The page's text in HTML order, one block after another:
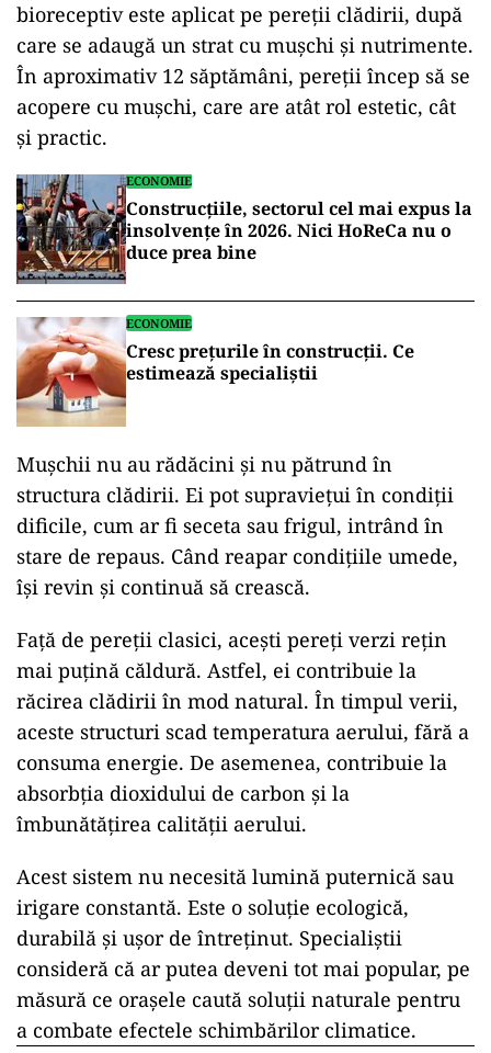
bioreceptiv este aplicat pe pereții clădirii, după
care se adaugă un strat cu mușchi și nutrimente.
În aproximativ 12 săptămâni, pereții încep să se
acopere cu mușchi, care are atât rol estetic, cât
și practic.
ECONOMIE
Construcțiile, sectorul cel mai expus la
insolvențe în 2026. Nici HoReCa nu o
duce prea bine
ECONOMIE
Cresc preţurile în construcții. Ce
estimează specialiștii
Mușchii nu au rădăcini și nu pătrund în
structura clădirii. Ei pot supraviețui în condiții
dificile, cum ar fi seceta sau frigul, intrând în
stare de repaus. Când reapar condițiile umede,
își revin și continuă să crească.
Față de pereții clasici, acești pereți verzi rețin
mai puțină căldură. Astfel, ei contribuie la
răcirea clădirii în mod natural. În timpul verii,
aceste structuri scad temperatura aerului, fără a
consuma energie. De asemenea, contribuie la
absorbția dioxidului de carbon și la
îmbunătățirea calității aerului.
Acest sistem nu necesită lumină puternică sau
irigare constantă. Este o soluție ecologică,
durabilă și ușor de întreținut. Specialiștii
consideră că ar putea deveni tot mai popular, pe
măsură ce orașele caută soluții naturale pentru
a combate efectele schimbărilor climatice.